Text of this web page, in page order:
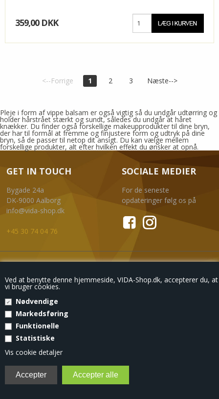
Ved at benytte denne hjemmeside, VIDA-Shop.dk, accepterer du, at
vi bruger cookies.
Nødvendige
Markedsføring
Funktionelle
Statistiske
Vis cookie detaljer
359,00 DKK
<--Forrige 1 2 3 Næste-->
Pleje i form af vippe balsam er også vigtig så du undgår udtørring og
holder hårstrået stærkt og sundt, således du undgår at håret
knækker. Du finder også forskellige makeupprodukter til dine bryn,
der har til formål at fremme og finjustere form og udtryk på dine
bryn, så de passer til netop dit ansigt. Du kan vælge mellem
forskellige produkter, alt efter hvilken effekt du ønsker at opnå.
GET IN TOUCH
Bygade 24a
DK-9000 Aalborg
info@vida-shop.dk
+45 30 74 04 76
SOCIALE MEDIER
For de seneste
opdateringer følg os på
Eksklusive tilbud